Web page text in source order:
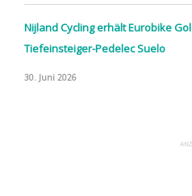
Nijland Cycling erhält Eurobike
Tiefeinsteiger-Pedelec Suelo
30. Juni 2026